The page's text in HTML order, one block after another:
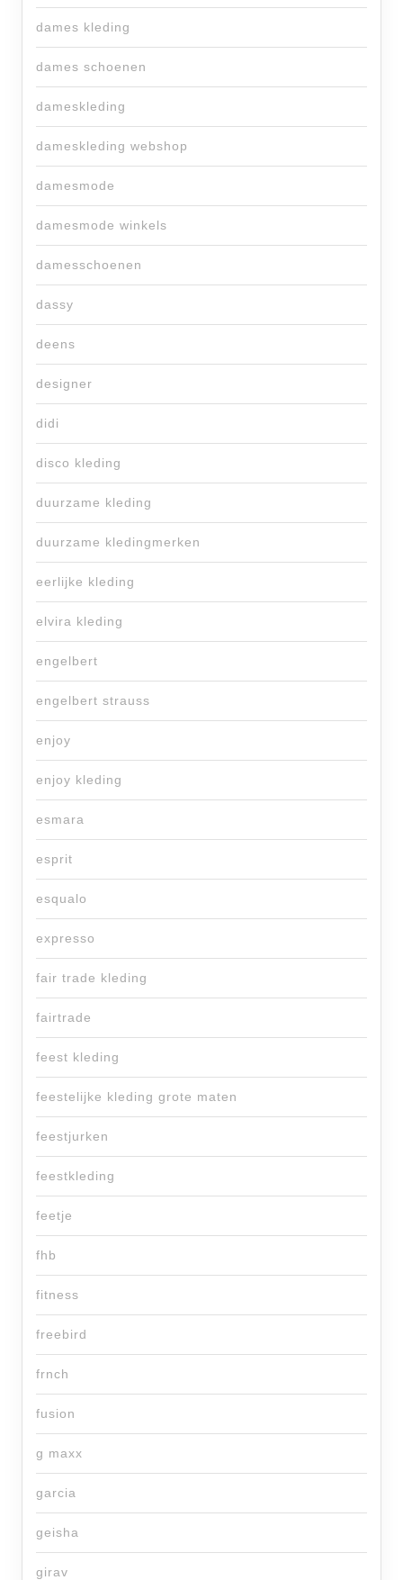
dames kleding
dames schoenen
dameskleding
dameskleding webshop
damesmode
damesmode winkels
damesschoenen
dassy
deens
designer
didi
disco kleding
duurzame kleding
duurzame kledingmerken
eerlijke kleding
elvira kleding
engelbert
engelbert strauss
enjoy
enjoy kleding
esmara
esprit
esqualo
expresso
fair trade kleding
fairtrade
feest kleding
feestelijke kleding grote maten
feestjurken
feestkleding
feetje
fhb
fitness
freebird
frnch
fusion
g maxx
garcia
geisha
girav